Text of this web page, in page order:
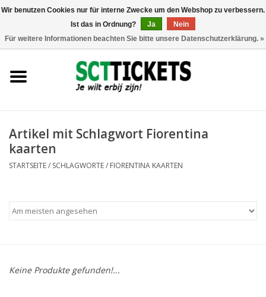
Artikel mit Schlagwort Fiorentina
kaarten
STARTSEITE/ SCHLAGWORTE/ FIORENTINA KAARTEN
Keine Produkte gefunden!...
Wir benutzen Cookies nur für interne Zwecke um den Webshop zu verbessern.
Ist das in Ordnung?
Ja
Nein
Für weitere Informationen beachten Sie bitte unsere Datenschutzerklärung. »